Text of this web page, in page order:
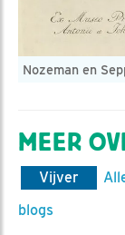
Nozeman en
MEER
Vijver
blogs